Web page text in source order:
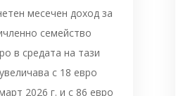
месечен доход за
семейство
в средата на тази
с 18 евро
2026 г. и с 86 евро